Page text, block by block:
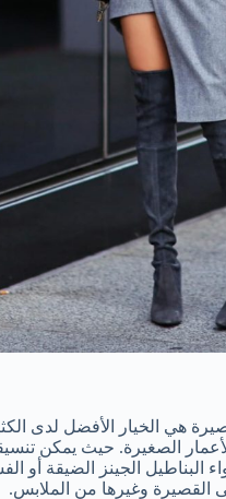
هي الخيار الأفضل لدى
الصغيرة. حيث يمكن
البناطيل الجينز الضيقة أو
القصيرة وغيرها من الملابس.